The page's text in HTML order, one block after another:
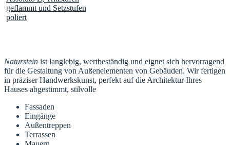
Naturstein ist langlebig, wertbeständig und eignet sich hervorragend
für die Gestaltung von Außenelementen von Gebäuden. Wir fertigen
in präziser Handwerkskunst, perfekt auf die Architektur Ihres
Hauses abgestimmt, stilvolle
Fassaden
Eingänge
Außentreppen
Terrassen